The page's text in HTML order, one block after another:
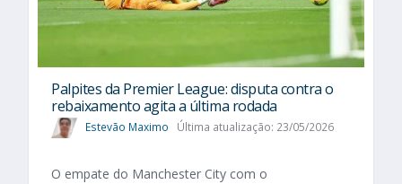
Palpites da Premier League: disputa contra o
rebaixamento agita a última rodada
Estevão Maximo Última atualização: 23/05/2026
O empate do Manchester City com o